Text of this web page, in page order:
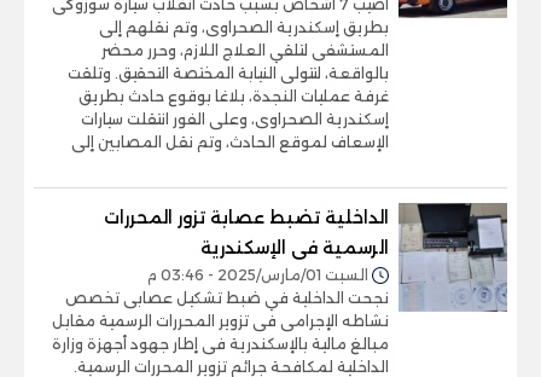
أصيب 7 أشخاص بسبب حادث انقلاب سيارة سوزوكى
بطريق إسكندرية الصحراوى، وتم نقلهم إلى
المستشفى لتلقي العلاج اللازم، وحرر محضر
بالواقعة، لتتولى النيابة المختصة التحقيق. وتلقت
غرفة عمليات النجدة، بلاغا بوقوع حادث بطريق
إسكندرية الصحراوى، وعلى الفور انتقلت سيارات
الإسعاف لموقع الحادث، وتم نقل المصابين إلى
الداخلية تضبط عصابة تزور المحررات
الرسمية فى الإسكندرية
السبت 01/مارس/2025 - 03:46 م
نجحت الداخلية في ضبط تشكيل عصابى تخصص
نشاطه الإجرامى فى تزوير المحررات الرسمية مقابل
مبالغ مالية بالإسكندرية فى إطار جهود أجهزة وزارة
الداخلية لمكافحة جرائم تزوير المحررات الرسمية.